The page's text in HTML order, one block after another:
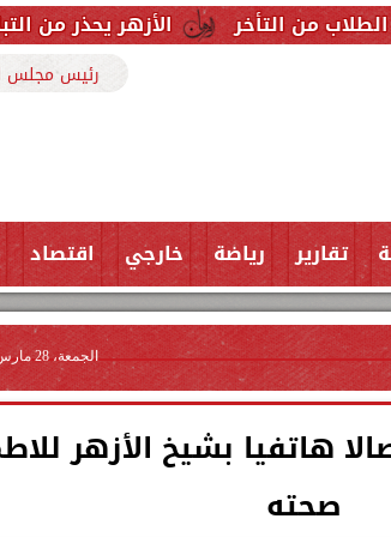
الأزهر يحذر من التباهي بالنعم
رئيس مجلس
تقارير رياضة خارجي اقتصاد
الجمعة، 28 مارس 2025
هاتفيا بشيخ الأزهر
صحته